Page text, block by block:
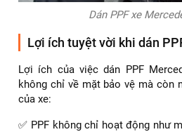
Dán PPF xe
Lợi ích tuyệt vời khi dán
Lợi ích của việc dán PPF
không chỉ về mặt bảo vệ mà còn
của xe:
✅ PPF không chỉ hoạt động như